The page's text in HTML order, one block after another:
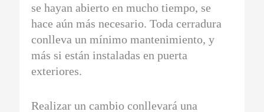
se hayan abierto en mucho tiempo, se
hace aún más necesario. Toda cerradura
conlleva un mínimo mantenimiento, y
más si están instaladas en puerta
exteriores.
Realizar un cambio conllevará una